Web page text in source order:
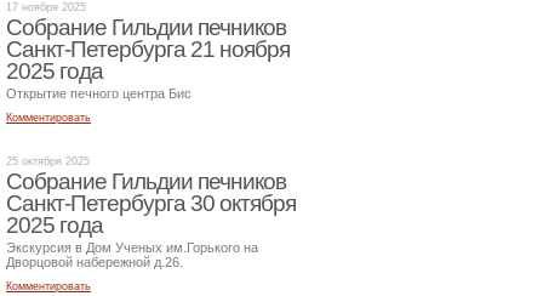
17 ноября 2025
Собрание Гильдии печников
Санкт-Петербурга 21 ноября
2025 года
Открытие печного центра Бис
Комментировать
25 октября 2025
Собрание Гильдии печников
Санкт-Петербурга 30 октября
2025 года
Экскурсия в Дом Ученых им.Горького на
Дворцовой набережной д.26.
Комментировать